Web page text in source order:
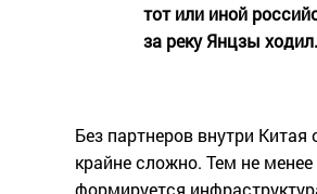
тот или иной
за реку Янцзы ходил.
Без партнеров внутри Китая
крайне сложно. Тем не менее